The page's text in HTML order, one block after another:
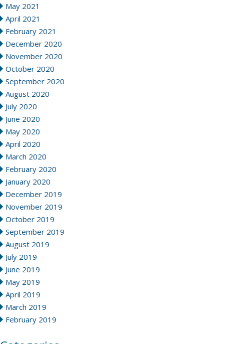
May 2021
April 2021
February 2021
December 2020
November 2020
October 2020
September 2020
August 2020
July 2020
June 2020
May 2020
April 2020
March 2020
February 2020
January 2020
December 2019
November 2019
October 2019
September 2019
August 2019
July 2019
June 2019
May 2019
April 2019
March 2019
February 2019